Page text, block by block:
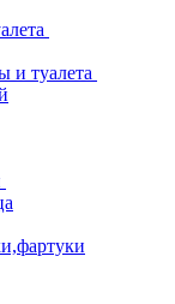
и туалета